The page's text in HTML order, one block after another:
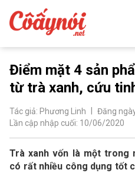
Điểm mặt 4 sản
từ trà xanh, cứu
Tác giả: Phương Linh Đăng
Lần cập nhập cuối: 10/06/2020
Trà xanh vốn là một trong
có rất nhiều công dụng tốt